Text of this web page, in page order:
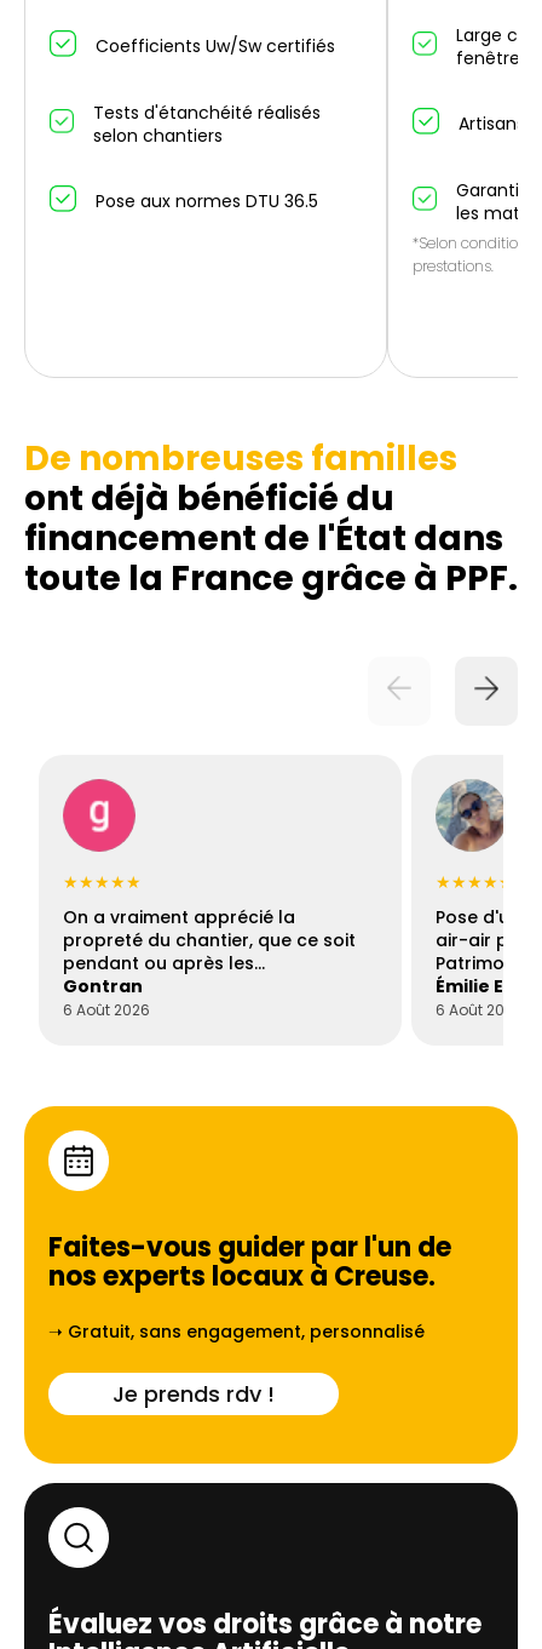
Coefficients Uw/Sw certifiés
Tests d'étanchéité réalisés
selon chantiers
Pose aux normes DTU 36.5
Large
fenêtres/
Artisans
Garantie
les
*Selon conditions
prestations.
De nombreuses familles
ont déjà bénéficié du
financement de l'État dans
toute la France grâce à PPF.
★★★★★
On a vraiment apprécié la
propreté du chantier, que ce soit
pendant ou après les…
Gontran
6 Août 2026
★★★★★
Pose d'une
air-air par
Patrimoine
Émilie
6 Août 2026
Faites-vous guider par l'un de
nos experts locaux à Creuse.
➝ Gratuit, sans engagement, personnalisé
Je prends rdv !
Évaluez vos droits grâce à notre